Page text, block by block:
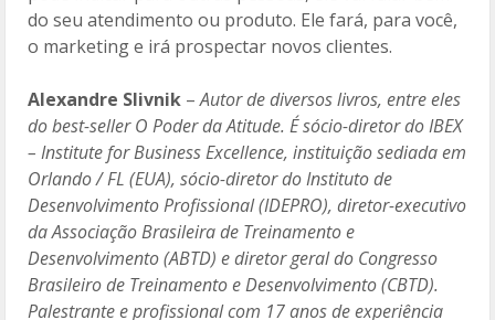
do seu atendimento ou produto. Ele fará, para você,
o marketing e irá prospectar novos clientes.
Alexandre Slivnik –Autor de diversos livros, entre eles
do best-seller O Poder da Atitude. É sócio-diretor do IBEX
– Institute for Business Excellence, instituição sediada em
Orlando / FL (EUA), sócio-diretor do Instituto de
Desenvolvimento Profissional (IDEPRO), diretor-executivo
da Associação Brasileira de Treinamento e
Desenvolvimento (ABTD) e diretor geral do Congresso
Brasileiro de Treinamento e Desenvolvimento (CBTD).
Palestrante e profissional com 17 anos de experiência